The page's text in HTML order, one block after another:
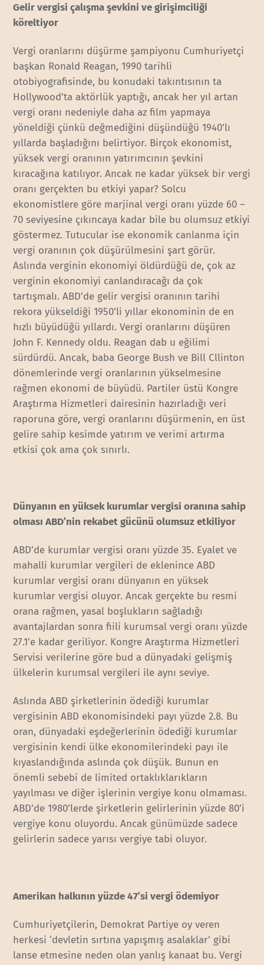
Gelir vergisi çalışma şevkini ve girişimciliği
köreltiyor
Vergi oranlarını düşürme şampiyonu Cumhuriyetçi
başkan Ronald Reagan, 1990 tarihli
otobiyografisinde, bu konudaki takıntısının ta
Hollywood’ta aktörlük yaptığı, ancak her yıl artan
vergi oranı nedeniyle daha az film yapmaya
yöneldiği çünkü değmediğini düşündüğü 1940’lı
yıllarda başladığını belirtiyor. Birçok ekonomist,
yüksek vergi oranının yatırımcının şevkini
kıracağına katılıyor. Ancak ne kadar yüksek bir vergi
oranı gerçekten bu etkiyi yapar? Solcu
ekonomistlere göre marjinal vergi oranı yüzde 60 –
70 seviyesine çıkıncaya kadar bile bu olumsuz etkiyi
göstermez. Tutucular ise ekonomik canlanma için
vergi oranının çok düşürülmesini şart görür.
Aslında verginin ekonomiyi öldürdüğü de, çok az
verginin ekonomiyi canlandıracağı da çok
tartışmalı. ABD’de gelir vergisi oranının tarihi
rekora yükseldiği 1950’li yıllar ekonominin de en
hızlı büyüdüğü yıllardı. Vergi oranlarını düşüren
John F. Kennedy oldu. Reagan dab u eğilimi
sürdürdü. Ancak, baba George Bush ve Bill Cllinton
dönemlerinde vergi oranlarının yükselmesine
rağmen ekonomi de büyüdü. Partiler üstü Kongre
Araştırma Hizmetleri dairesinin hazırladığı veri
raporuna göre, vergi oranlarını düşürmenin, en üst
gelire sahip kesimde yatırım ve verimi artırma
etkisi çok ama çok sınırlı.
Dünyanın en yüksek kurumlar vergisi oranına sahip
olması ABD’nin rekabet gücünü olumsuz etkiliyor
ABD’de kurumlar vergisi oranı yüzde 35. Eyalet ve
mahalli kurumlar vergileri de eklenince ABD
kurumlar vergisi oranı dünyanın en yüksek
kurumlar vergisi oluyor. Ancak gerçekte bu resmi
orana rağmen, yasal boşlukların sağladığı
avantajlardan sonra fiili kurumsal vergi oranı yüzde
27.1’e kadar geriliyor. Kongre Araştırma Hizmetleri
Servisi verilerine göre bud a dünyadaki gelişmiş
ülkelerin kurumsal vergileri ile aynı seviye.
Aslında ABD şirketlerinin ödediği kurumlar
vergisinin ABD ekonomisindeki payı yüzde 2.8. Bu
oran, dünyadaki eşdeğerlerinin ödediği kurumlar
vergisinin kendi ülke ekonomilerindeki payı ile
kıyaslandığında aslında çok düşük. Bunun en
önemli sebebi de limited ortaklıklarıkların
yayılması ve diğer işlerinin vergiye konu olmaması.
ABD’de 1980’lerde şirketlerin gelirlerinin yüzde 80’i
vergiye konu oluyordu. Ancak günümüzde sadece
gelirlerin sadece yarısı vergiye tabi oluyor.
Amerikan halkının yüzde 47’si vergi ödemiyor
Cumhuriyetçilerin, Demokrat Partiye oy veren
herkesi ‘devletin sırtına yapışmış asalaklar’ gibi
lanse etmesine neden olan yanlış kanaat bu. Vergi